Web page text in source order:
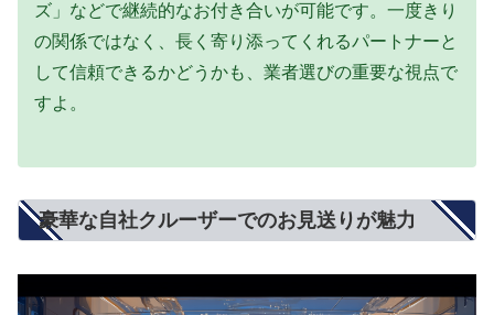
ズ」などで継続的なお付き合いが可能です。一度きり
の関係ではなく、長く寄り添ってくれるパートナーと
して信頼できるかどうかも、業者選びの重要な視点で
すよ。
豪華な自社クルーザーでのお見送りが魅力